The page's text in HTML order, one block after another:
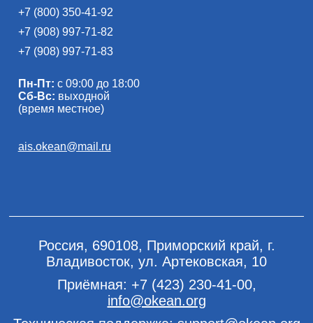
+7 (800) 350-41-92
+7 (908) 997-71-82
+7 (908) 997-71-83
Пн-Пт: с 09:00 до 18:00
Сб-Вс: выходной
(время местное)
ais.okean@mail.ru
Россия, 690108, Приморский край, г.
Владивосток, ул. Артековская, 10
Приёмная: +7 (423) 230-41-00,
info@okean.org